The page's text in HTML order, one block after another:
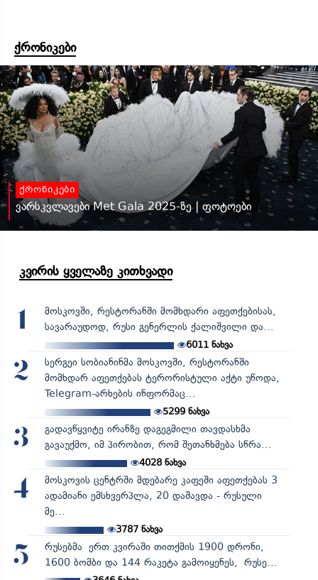
ქრონიკები
ქრონიკები
ვარსკვლავები Met Gala 2025-ზე | ფოტოები
კვირის ყველაზე კითხვადი
1
მოსკოვში, რესტორანში მომხდარი აფეთქებისას,
სავარაუდოდ, რუსი გენერლის ქალიშვილი და...
6011 ნახვა
2
სერგეი სობიანინმა მოსკოვში, რესტორანში
მომხდარ აფეთქებას ტერორისტული აქტი უწოდა,
Telegram-არხების ინფორმაც...
5299ნახვა
3
გადავწყვიტე ირანზე დაგეგმილი თავდასხმა
გავაუქმო, იმ პირობით, რომ შეთანხმება სწრა...
4028ნახვა
4
მოსკოვის ცენტრში მდებარე კაფეში აფეთქებას 3
ადამიანი ემსხვერპლა, 20 დაშავდა - რუსული
მე...
3787ნახვა
5
რუსებმა ერთ კვირაში თითქმის 1900 დრონი,
1600 ბომბი და 144 რაკეტა გამოიყენეს, რუსე...